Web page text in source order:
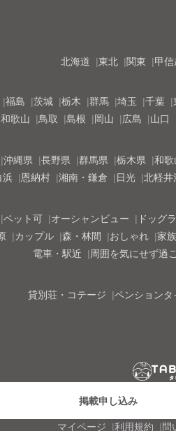
北海道 東北 関東 甲信
福島 茨城 栃木 群馬 埼玉 千葉
和歌山 鳥取 島根 岡山 広島 山口
沖縄県 長野県 群馬県 栃木県 和歌
浜 恩納村 湘南・鎌倉 日光 北軽井
ペット可 オーシャンビュー ドッグ
カップル 森・林間 おしゃれ 家
電車・駅近
周囲を気にせず過
貸別荘・コテージ ペンションタ
掲載申し込み
マイページ
利用規約 問